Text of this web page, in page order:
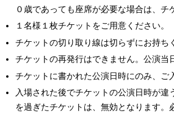
０歳であっても座席が必要な場合は、チ
１名様１枚チケットをご用意ください。
チケットの切り取り線は切らずにお持ち
チケットの再発行はできません。公演当
チケットに書かれた公演日時にのみ、ご
入場された後でチケットの公演日時が
を過ぎたチケットは、無効となります。